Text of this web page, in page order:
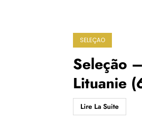
SELEÇAO
Seleção
Lituanie
Lire La Suite